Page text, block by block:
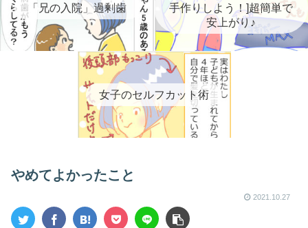
「兄の入院」過剰歯
手作りしよう！]超簡単で
安上がり♪
女子のセルフカット術
やめてよかったこと
2021.10.27